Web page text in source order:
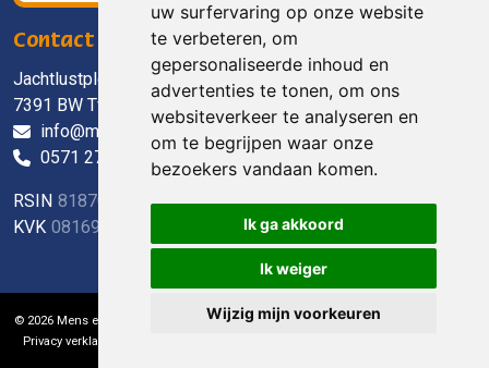
uw surfervaring op onze website
te verbeteren, om
gepersonaliseerde inhoud en
advertenties te tonen, om ons
websiteverkeer te analyseren en
om te begrijpen waar onze
bezoekers vandaan komen.
Ik ga akkoord
Ik weiger
Wijzig mijn voorkeuren
Contact
Jachtlustplein 11
7391 BW Twello
info@mensenwelzijn.nl
0571 27 90 90
RSIN 818703088
KVK 08169738
© 2026 Mens en Welzijn Voorst Algemene voorwaarden |
Privacy verklaring